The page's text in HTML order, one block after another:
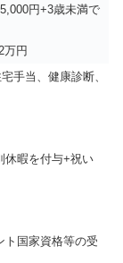
円+3歳未満で
万円
手当、健康診断、
休暇を付与+祝い
ト国家資格等の受